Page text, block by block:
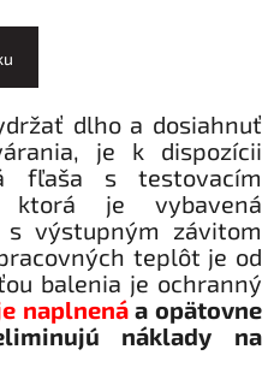
dlho a dosiahnuť
je k dispozícii
fľaša s testovacím
je vybavená
výstupným závitom
teplôt je od
balenia je ochranný
naplnenáa opätovne
náklady na